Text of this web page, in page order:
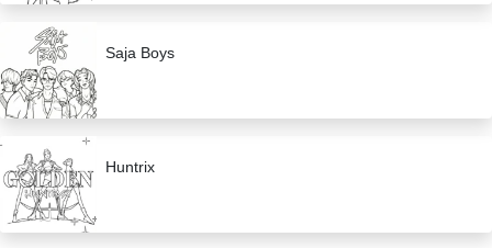
Saja Boys
Huntrix